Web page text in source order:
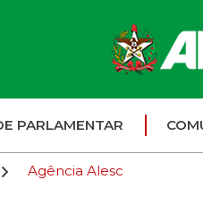
PARLAMENTAR
Agência Alesc